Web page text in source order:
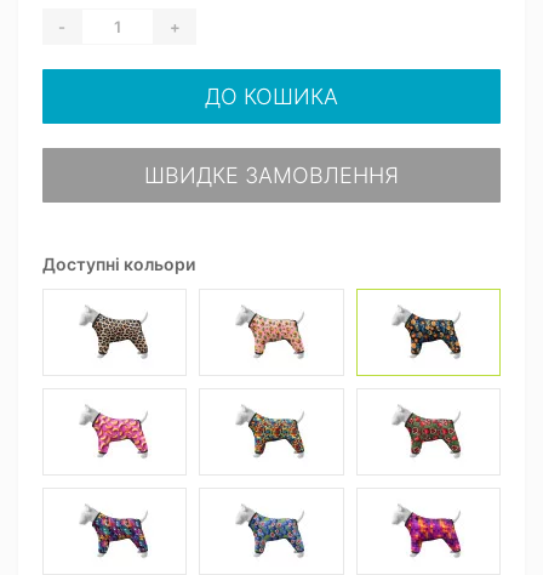
Доступні кольори
- +
ДО КОШИКА
ШВИДКЕ ЗАМОВЛЕННЯ